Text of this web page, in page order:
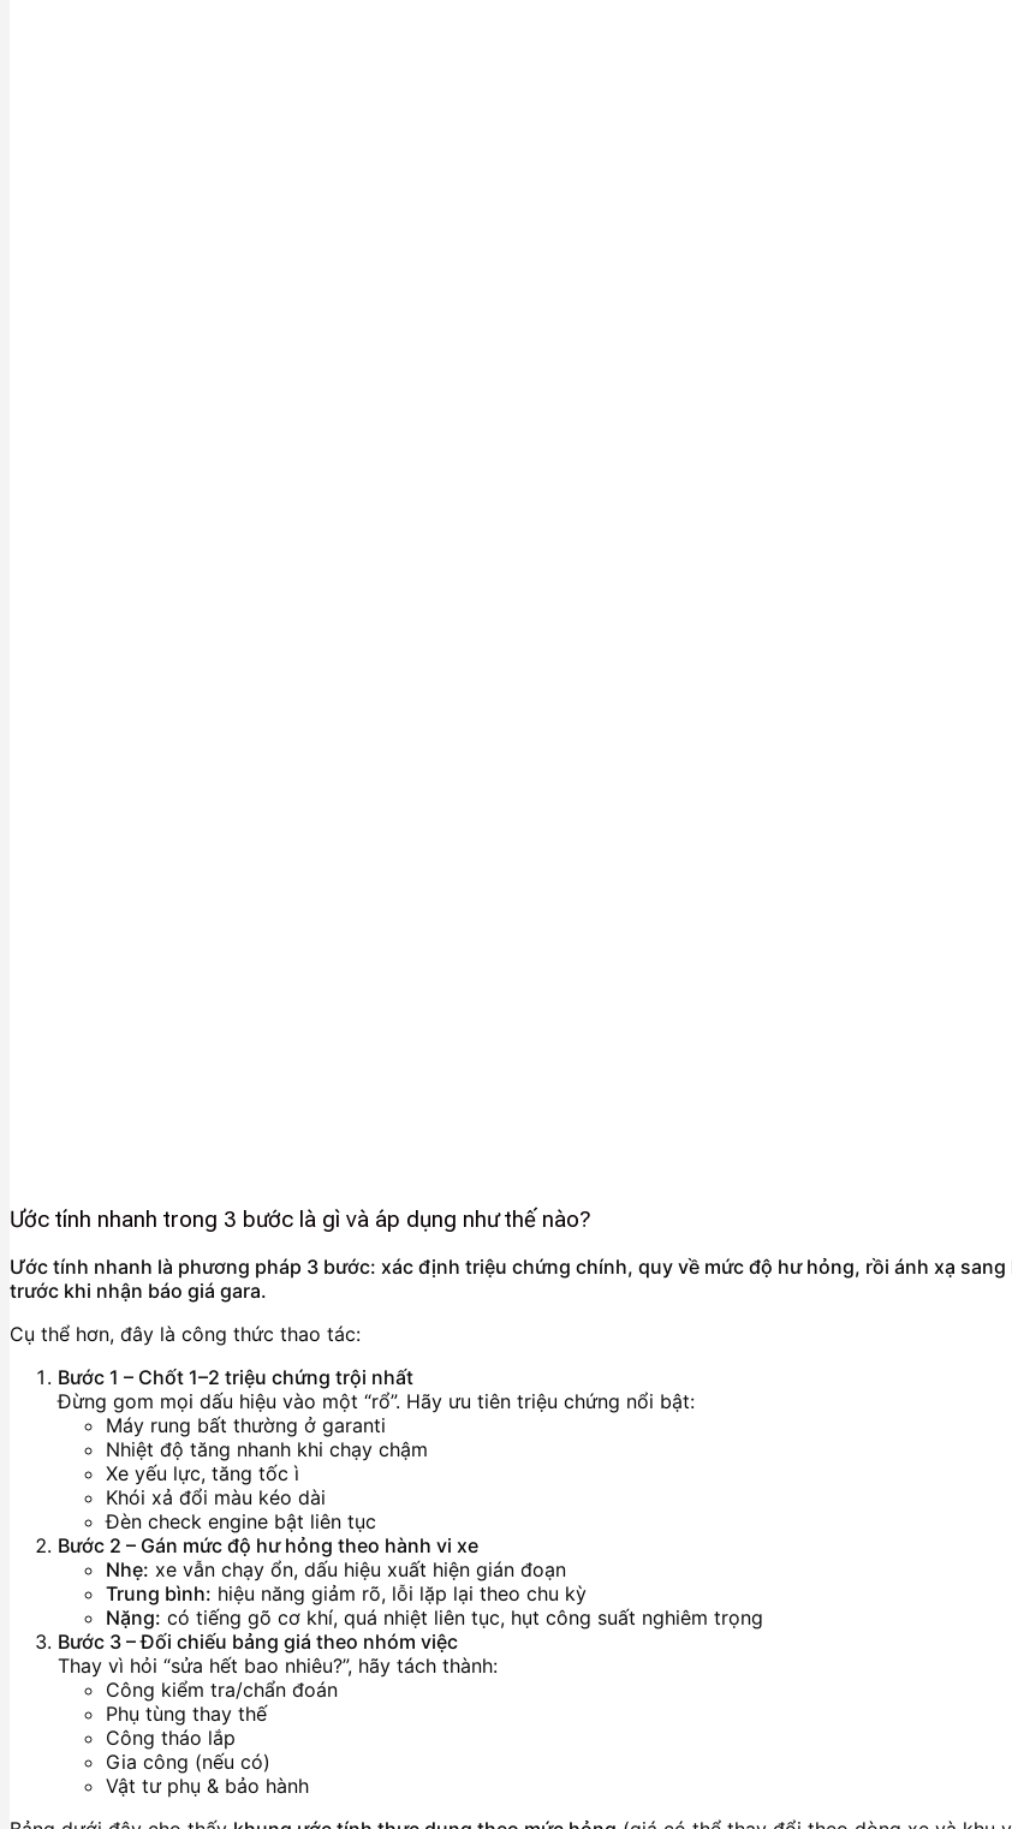
Ước tính nhanh trong 3 bước là gì và áp dụng như thế nào?
Ước tính nhanh là phương pháp 3 bước: xác định triệu chứng chính, quy về mức độ hư hỏng, rồi ánh xạ
trước khi nhận báo giá gara.
Cụ thể hơn, đây là công thức thao tác:
Bước 1 – Chốt 1–2 triệu chứng trội nhất
Đừng gom mọi dấu hiệu vào một “rổ”. Hãy ưu tiên triệu chứng nổi bật:
Máy rung bất thường ở garanti
Nhiệt độ tăng nhanh khi chạy chậm
Xe yếu lực, tăng tốc ì
Khói xả đổi màu kéo dài
Đèn check engine bật liên tục
Bước 2 – Gán mức độ hư hỏng theo hành vi xe
Nhẹ: xe vẫn chạy ổn, dấu hiệu xuất hiện gián đoạn
Trung bình: hiệu năng giảm rõ, lỗi lặp lại theo chu kỳ
Nặng: có tiếng gõ cơ khí, quá nhiệt liên tục, hụt công suất nghiêm trọng
Bước 3 – Đối chiếu bảng giá theo nhóm việc
Thay vì hỏi “sửa hết bao nhiêu?”, hãy tách thành:
Công kiểm tra/chẩn đoán
Phụ tùng thay thế
Công tháo lắp
Gia công (nếu có)
Vật tư phụ & bảo hành